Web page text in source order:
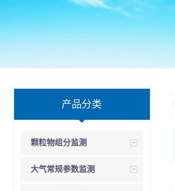
产品分类
颗粒物组分监测
大气常规参数监测